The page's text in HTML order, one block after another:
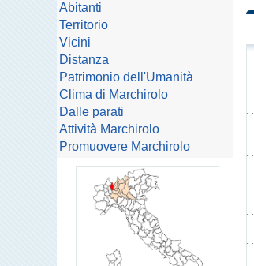
Abitanti
Territorio
Vicini
Distanza
Patrimonio dell'Umanità
Clima di Marchirolo
Dalle parati
Attività Marchirolo
Promuovere Marchirolo